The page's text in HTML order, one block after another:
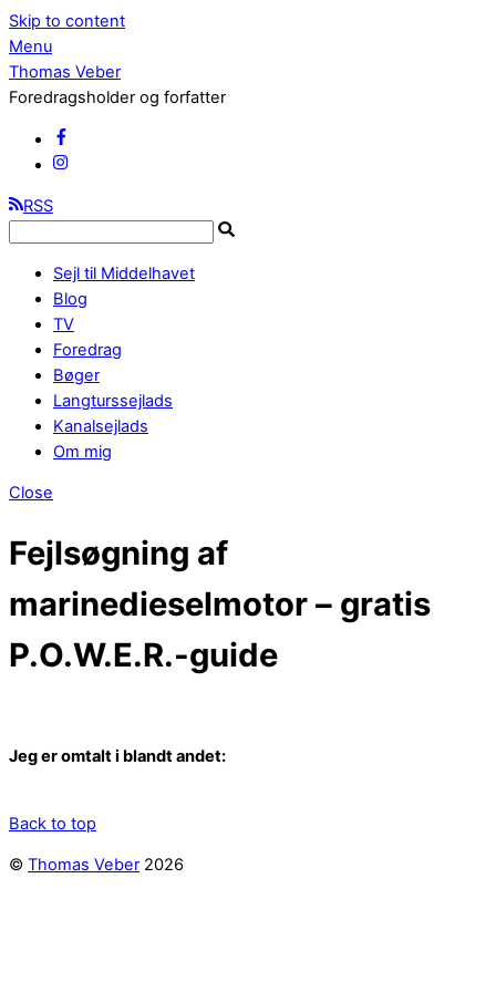
Skip to content
Menu
Thomas Veber
Foredragsholder og forfatter
RSS
Sejl til Middelhavet
Blog
TV
Foredrag
Bøger
Langturssejlads
Kanalsejlads
Om mig
Close
Fejlsøgning af
marinedieselmotor – gratis
P.O.W.E.R.-guide
Jeg er omtalt i blandt andet:
Back to top
© Thomas Veber 2026